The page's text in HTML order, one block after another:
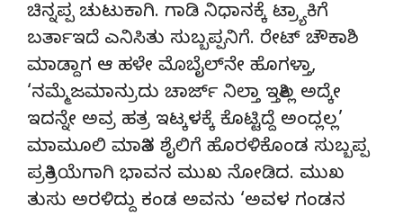
ಚಿನ್ನಪ್ಪ ಚುಟುಕಾಗಿ. ಗಾಡಿ ನಿಧಾನಕ್ಕೆ ಟ್ರ್ಯಾಕಿಗೆ
ಬರ್ತಾಇದೆ ಎನಿಸಿತು ಸುಬ್ಬಪ್ಪನಿಗೆ. ರೇಟ್ ಚೌಕಾಶಿ
ಮಾಡ್ದಾಗ ಆ ಹಳೇ ಮೊಬೈಲ್‍ನೇ ಹೊಗಳ್ತಾ,
‘ನಮ್ಮೆಜಮಾನ್ರುದು ಚಾರ್ಜ್ ನಿಲ್ತಾ ಇತ್ತಿಲ್ಲ ಅದ್ಕೇ
ಇದನ್ನೇ ಅವ್ರ ಹತ್ರ ಇಟ್ಕಳಕ್ಕೆ ಕೊಟ್ಟಿದ್ದೆ ಅಂದ್ಲಲ್ಲ’
ಮಾಮೂಲಿ ಮಾತಿನ ಶೈಲಿಗೆ ಹೊರಳಿಕೊಂಡ ಸುಬ್ಬಪ್ಪ
ಪ್ರತಿಕ್ರಿಯೆಗಾಗಿ ಭಾವನ ಮುಖ ನೋಡಿದ. ಮುಖ
ತುಸು ಅರಳಿದ್ದು ಕಂಡ ಅವನು ‘ಅವಳ ಗಂಡನ